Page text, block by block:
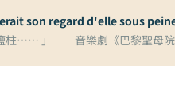
son regard d'elle sous
柱…… 」──音樂劇《巴黎聖母